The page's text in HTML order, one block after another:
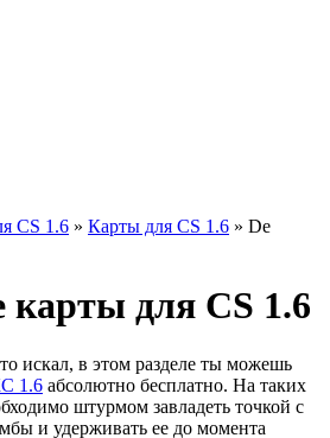
CS 1.6 » Карты для CS 1.6 » De
карты для CS 1.6
искал, в этом разделе ты можешь
1.6 абсолютно бесплатно. На таких
штурмом завладеть точкой с
и удерживать ее до момента